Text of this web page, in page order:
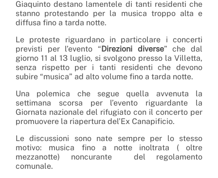
Giaquinto destano lamentele di tanti residenti che
stanno protestando per la musica troppo alta e
diffusa fino a tarda notte.
Le proteste riguardano in particolare i concerti
previsti per l’evento “ Direzioni diverse” che dal
giorno 11 al 13 luglio, si svolgono presso la Villetta,
senza rispetto per i tanti residenti che devono
subire “musica” ad alto volume fino a tarda notte.
Una polemica che segue quella avvenuta la
settimana scorsa per l’evento riguardante la
Giornata nazionale del rifugiato con il concerto per
promuovere la riapertura del’Ex Canapificio.
Le discussioni sono nate sempre per lo stesso
motivo: musica fino a notte inoltrata ( oltre
mezzanotte) noncurante del regolamento
comunale.